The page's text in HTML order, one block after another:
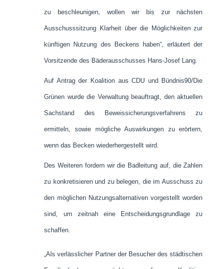
zu beschleunigen, wollen wir bis zur nächsten
Ausschusssitzung Klarheit über die Möglichkeiten zur
künftigen Nutzung des Beckens haben“, erläutert der
Vorsitzende des Bäderausschusses Hans-Josef Lang.
Auf Antrag der Koalition aus CDU und Bündnis90/Die
Grünen wurde die Verwaltung beauftragt, den aktuellen
Sachstand des Beweissicherungsverfahrens zu
ermitteln, sowie mögliche Auswirkungen zu erörtern,
wenn das Becken wiederhergestellt wird.
Des Weiteren fordern wir die Badleitung auf, die Zahlen
zu konkretisieren und zu belegen, die im Ausschuss zu
den möglichen Nutzungsalternativen vorgestellt worden
sind, um zeitnah eine Entscheidungsgrundlage zu
schaffen.
„Als verlässlicher Partner der Besucher des städtischen